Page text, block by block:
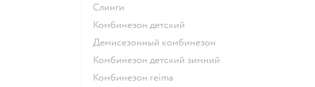
Слинги
Комбинезон детский
Демисезонный комбинезон
Комбинезон детский зимний
Комбинезон reima